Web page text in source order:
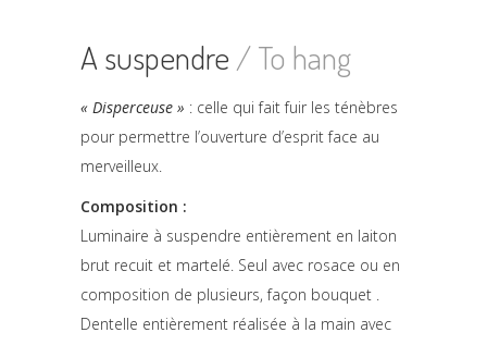
A suspendre / To hang
« Disperceuse » : celle qui fait fuir les ténèbres
pour permettre l’ouverture d’esprit face au
merveilleux.
Composition :
Luminaire à suspendre entièrement en laiton
brut recuit et martelé. Seul avec rosace ou en
composition de plusieurs, façon bouquet .
Dentelle entièrement réalisée à la main avec